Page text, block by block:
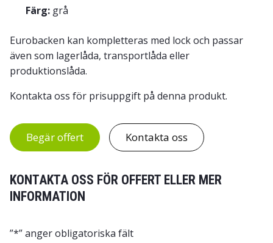
Färg:grå
Eurobacken kan kompletteras med lock och passar
även som lagerlåda, transportlåda eller
produktionslåda.
Kontakta oss för prisuppgift på denna produkt.
Begär offert Kontakta oss
KONTAKTA OSS FÖR OFFERT ELLER MER
INFORMATION
”*” anger obligatoriska fält